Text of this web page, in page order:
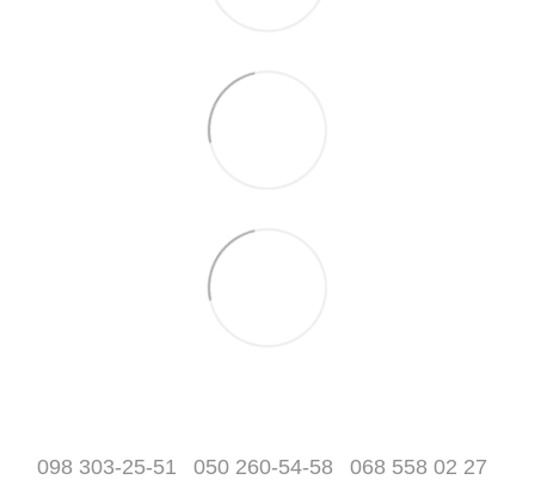
098 303-25-51 050 260-54-58 068 558 02 27